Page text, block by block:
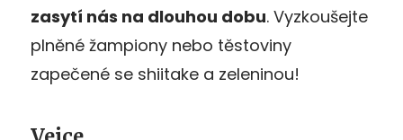
zasytí nás na dlouhou dobu. Vyzkoušejte
plněné žampiony nebo těstoviny
zapečené se shiitake a zeleninou!